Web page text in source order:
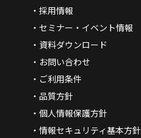
採用情報
セミナー・イベント情報
資料ダウンロード
お問い合わせ
ご利用条件
品質方針
個人情報保護方針
情報セキュリティ基本方針